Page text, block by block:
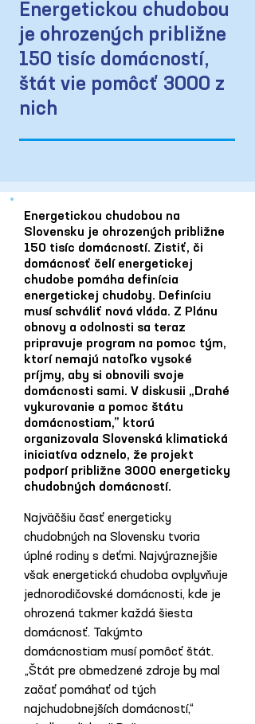
Energetickou chudobou
je ohrozených približne
150 tisíc domácností,
štát vie pomôcť 3000 z
nich
Energetickou chudobou na
Slovensku je ohrozených približne
150 tisíc domácností. Zistiť, či
domácnosť čelí energetickej
chudobe pomáha definícia
energetickej chudoby. Definíciu
musí schváliť nová vláda. Z Plánu
obnovy a odolnosti sa teraz
pripravuje program na pomoc tým,
ktorí nemajú natoľko vysoké
príjmy, aby si obnovili svoje
domácnosti sami. V diskusii „Drahé
vykurovanie a pomoc štátu
domácnostiam,” ktorú
organizovala Slovenská klimatická
iniciatíva odznelo, že projekt
podporí približne 3000 energeticky
chudobných domácností.
Najväčšiu časť energeticky
chudobných na Slovensku tvoria
úplné rodiny s deťmi. Najvýraznejšie
však energetická chudoba ovplyvňuje
jednorodičovské domácnosti, kde je
ohrozená takmer každá šiesta
domácnosť. Takýmto
domácnostiam musí pomôcť štát.
„Štát pre obmedzené zdroje by mal
začať pomáhať od tých
najchudobnejších domácností,“